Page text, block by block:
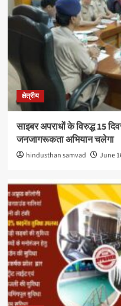
क्षेत्रीय
साइबर अपराधों के विरुद्ध 15
जनजागरूकता अभियान चलेगा
hindusthan samvad June